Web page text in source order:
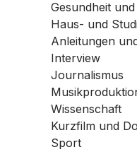
Gesundheit
Haus- und
Anleitungen
Interview
Journalismus
Wissenschaft
Kurzfilm und
Sport